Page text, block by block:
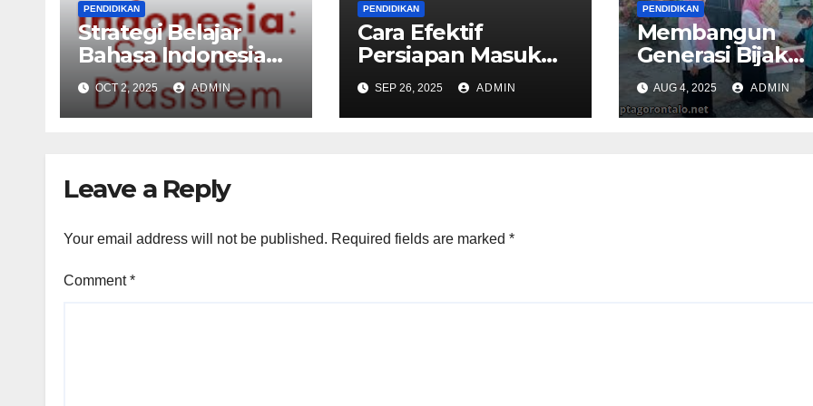
PENDIDIKAN
Strategi Belajar
Bahasa Indonesia
Lewat Membaca
Buku
OCT 2, 2025 ADMIN
PENDIDIKAN
Cara Efektif
Persiapan Masuk
PNS untuk Lulusan
Sekolah
SEP 26, 2025 ADMIN
PENDIDIKAN
Membangun
Generasi Bijak
Melalui
Holistik Sejak
AUG 4, 2025 ADMIN
Leave a Reply
Your email address will not be published. Required fields are marked *
Comment*